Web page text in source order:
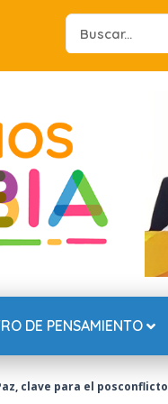
Search
...
DE PENSAMIENTO
clave para el posconflicto